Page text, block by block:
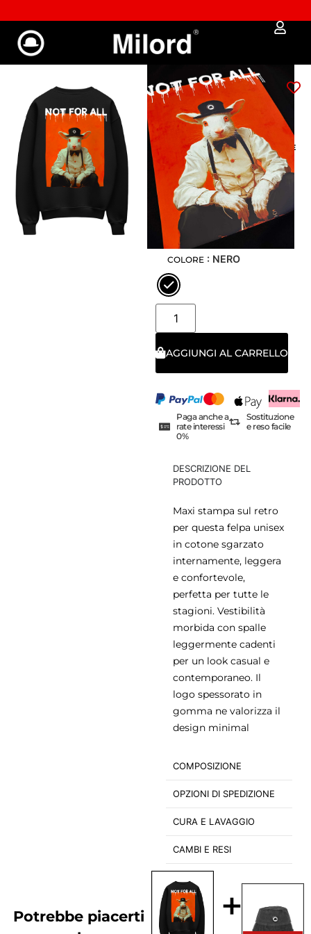
✔︎ Spedizione e reso gratuiti da €100
Felpa MILORD
RABBIT
Art: 2010-F
59,90€ 41,93€
GUIDA ALLE MISURE
: XS
XS S M
L
XL
COLORE : NERO
AGGIUNGI AL CARRELLO
Paga anche a
rate interessi
0%
Sostituzione
e reso facile
DESCRIZIONE DEL
PRODOTTO
Maxi stampa sul retro
per questa felpa unisex
in cotone sgarzato
internamente, leggera
e confortevole,
perfetta per tutte le
stagioni. Vestibilità
morbida con spalle
leggermente cadenti
per un look casual e
contemporaneo. Il
logo spessorato in
gomma ne valorizza il
design minimal
COMPOSIZIONE
OPZIONI DI SPEDIZIONE
CURA E LAVAGGIO
CAMBI E RESI
Potrebbe piacerti
+